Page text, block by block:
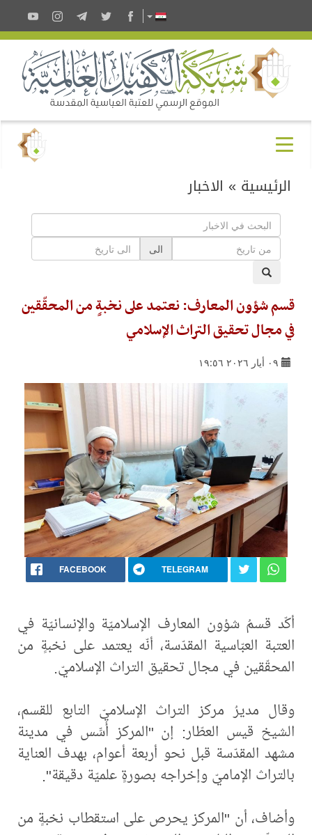
الرئيسية » الاخبار
الى
قسم شؤون المعارف: نعتمد على نخبةٍ من المحقّقين
في مجال تحقيق التراث الإسلامي
٠٩ أيار ٢٠٢٦ ١٩:٥٦
FACEBOOK TELEGRAM
أكّد قسمُ شؤون المعارف الإسلاميّة والإنسانيّة في
العتبة العبّاسية المقدّسة، أنّه يعتمد على نخبةٍ من
المحقّقين في مجال تحقيق التراث الإسلاميّ.
وقال مديرُ مركز التراث الإسلاميّ التابع للقسم،
الشيخ قيس العطّار: إن "المركز أُسِّس في مدينة
مشهد المقدّسة قبل نحو أربعة أعوام، بهدف العناية
بالتراث الإماميّ وإخراجه بصورةٍ علميّة دقيقة".
وأضاف، أن "المركز يحرص على استقطاب نخبةٍ من